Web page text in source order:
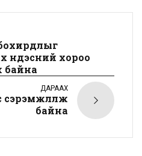
үндэсний хороо
байна
ДАРААХ
байна